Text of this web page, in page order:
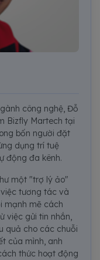
công nghệ, Đỗ
Bizfly Martech tại
bốn người đặt
dụng trí tuệ
động đa kênh.
một "trợ lý ảo"
tương tác và
mạnh mẽ cách
việc gửi tin nhắn,
quả cho các chuỗi
của mình, anh
thức hoạt động